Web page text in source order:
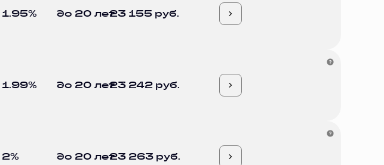
1.95% до 20 лет23 155 руб.
1.99% до 20 лет23 242 руб.
2% до 20 лет23 263 руб.